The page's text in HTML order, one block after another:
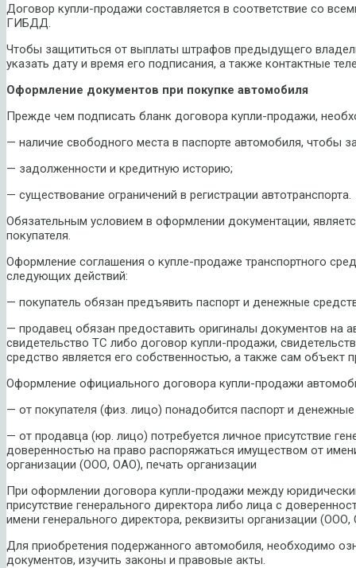
Договор купли-продажи составляется в соответствие со
ГИБДД.
Чтобы защититься от выплаты штрафов предыдущего
указать дату и время его подписания, а также контактные
Оформление документов при покупке автомобиля
Прежде чем подписать бланк договора купли-продажи,
— наличие свободного места в паспорте автомобиля, чтобы
— задолженности и кредитную историю;
— существование ограничений в регистрации автотранспорта.
Обязательным условием в оформлении документации,
покупателя.
Оформление соглашения о купле-продаже транспортного
следующих действий:
— покупатель обязан предъявить паспорт и денежные
— продавец обязан предоставить оригиналы документов на
свидетельство ТС либо договор купли-продажи,
средство является его собственностью, а также сам объект
Оформление официального договора купли-продажи
— от покупателя (физ. лицо) понадобится паспорт и
— от продавца (юр. лицо) потребуется личное присутствие
доверенностью на право распоряжаться имуществом от
организации (ООО, ОАО), печать организации
При оформлении договора купли-продажи между
присутствие генерального директора либо лица с
имени генерального директора, реквизиты организации
Для приобретения подержанного автомобиля, необходимо
документов, изучить законы и правовые акты.